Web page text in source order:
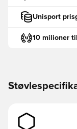
Unisport
10 milioner